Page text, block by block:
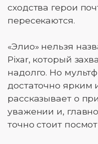
сходства герои
пересекаются.
«Элио» нельзя
Pixar, который
надолго. Но
достаточно ярким
рассказывает о
уважении и,
точно стоит